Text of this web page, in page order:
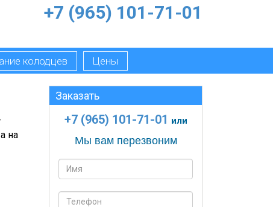
+7 (965) 101-71-01
колодцев Цены
на
Заказать
+7 (965) 101-71-01 или
Мы вам перезвоним